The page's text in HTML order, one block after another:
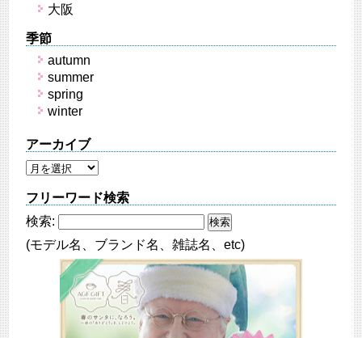
大阪
季節
autumn
summer
spring
winter
アーカイブ
フリーワード検索
検索:
(モデル名、ブランド名、雑誌名、etc)